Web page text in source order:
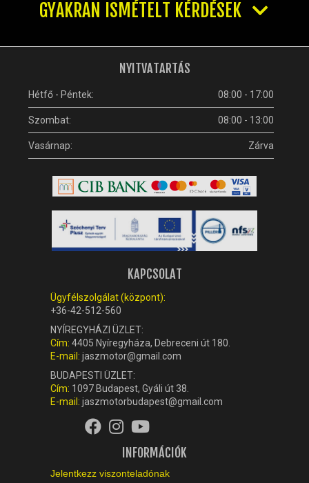
GYAKRAN ISMÉTELT KÉRDÉSEK
NYITVATARTÁS
Hétfő - Péntek: 08:00 - 17:00
Szombat: 08:00 - 13:00
Vasárnap: Zárva
KAPCSOLAT
Ügyfélszolgálat (központ):
+36-42-512-560
NYÍREGYHÁZI ÜZLET:
Cím: 4405 Nyíregyháza, Debreceni út 180.
E-mail: jaszmotor@gmail.com
BUDAPESTI ÜZLET:
Cím: 1097 Budapest, Gyáli út 38.
E-mail: jaszmotorbudapest@gmail.com
INFORMÁCIÓK
Jelentkezz viszonteladónak